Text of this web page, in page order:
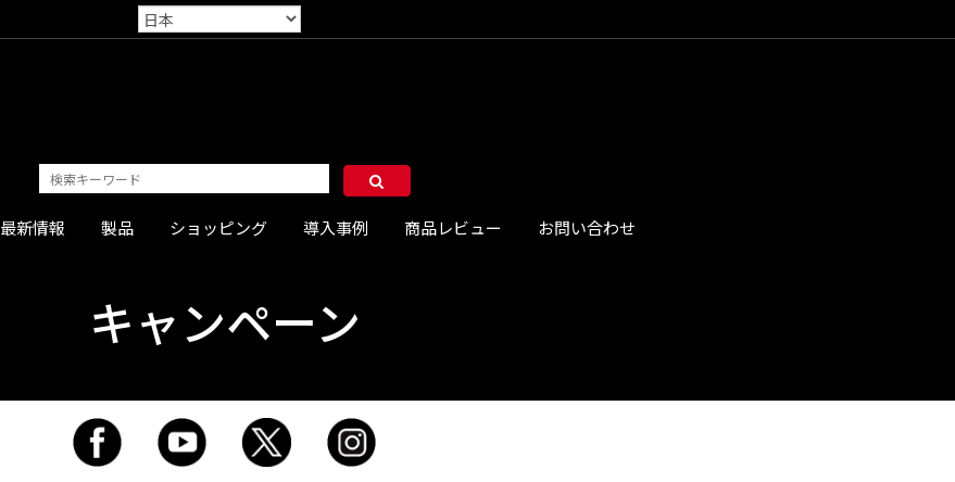
最新情報 製品 ショッピング 導入事例 商品レビュー お問い合わせ
キャンペーン